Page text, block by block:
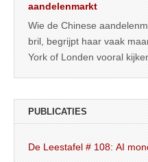
aandelenmarkt
Wie de Chinese
bril, begrijpt haar vaak
York of Londen vooral
PUBLICATIES
De